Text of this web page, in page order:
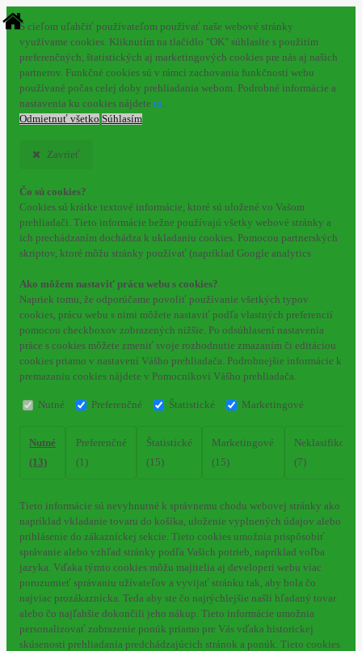
S cieľom uľahčiť používateľom používať naše webové stránky
využívame cookies. Kliknutím na tlačidlo "OK" súhlasíte s použitím
preferenčných, štatistických aj marketingových cookies pre nás aj našich
partnerov. Funkčné cookies sú v rámci zachovania funkčnosti webu
používané počas celej doby prehliadania webom. Podrobné informácie a
nastavenia ku cookies nájdete tu.
Odmietnuť všetko Súhlasím
Zavrieť
Čo sú cookies?
Cookies sú krátke textové informácie, ktoré sú uložené vo Vašom
prehliadači. Tieto informácie bežne používajú všetky webové stránky a
ich prechádzaním dochádza k ukladaniu cookies. Pomocou partnerských
skriptov, ktoré môžu stránky používať (napríklad Google analytics
Ako môžem nastaviť prácu webu s cookies?
Napriek tomu, že odporúčame povoliť používanie všetkých typov
cookies, prácu webu s nimi môžete nastaviť podľa vlastných preferencií
pomocou checkboxov zobrazených nižšie. Po odsúhlasení nastavenia
práce s cookies môžete zmeniť svoje rozhodnutie zmazaním či editáciou
cookies priamo v nastavení Vášho prehliadača. Podrobnejšie informácie k
premazaniu cookies nájdete v Pomocníkovi Vášho prehliadača.
Nutné Preferenčné Štatistické Marketingové
Nutné
(13)
Preferenčné
(1)
Štatistické
(15)
Marketingové
(15)
(7)
Tieto informácie sú nevyhnutné k správnemu chodu webovej stránky ako
napríklad vkladanie tovaru do košíka, uloženie vyplnených údajov alebo
prihlásenie do zákazníckej sekcie. Tieto cookies umožnia prispôsobiť
správanie alebo vzhľad stránky podľa Vašich potrieb, napríklad voľba
jazyka. Vďaka týmto cookies môžu majitelia aj developeri webu viac
porozumieť správaniu užívateľov a vyvijať stránku tak, aby bola čo
najviac prozákaznícka. Teda aby ste čo najrýchlejšie našli hľadaný tovar
alebo čo najľahšie dokončili jeho nákup. Tieto informácie umožnia
personalizovať zobrazenie ponúk priamo pre Vás vďaka historickej
skúsenosti prehliadania predchádzajúcich stránok a ponúk. Tieto cookies